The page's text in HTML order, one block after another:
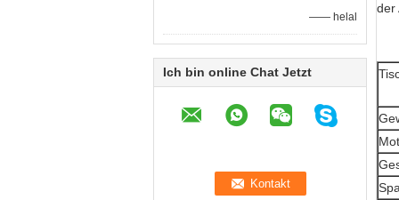
—— helal
Ich bin online Chat Jetzt
der